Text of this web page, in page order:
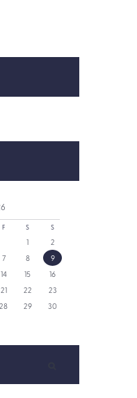
F S S
1
2
7 8
9
14 15
16
21 22
23
28 29
30